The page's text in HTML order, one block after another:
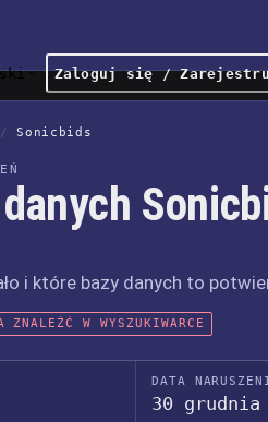
Zaloguj się /
/ Sonicbids
i które bazy danych to
ZNALEŹĆ W WYSZUKIWARCE
DATA
30 grudnia